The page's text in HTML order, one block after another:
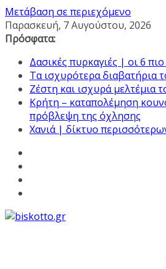
Μετάβαση σε περιεχόμενο
Παρασκευή, 7 Αυγούστου, 2026
Πρόσφατα:
Δασικές πυρκαγιές | οι 6
Τα ισχυρότερα διαβατήρια
Ζέστη και ισχυρά μελτέμια
Κρήτη – καταπολέμηση
πρόβλεψη της όχλησης
Χανιά | δίκτυο